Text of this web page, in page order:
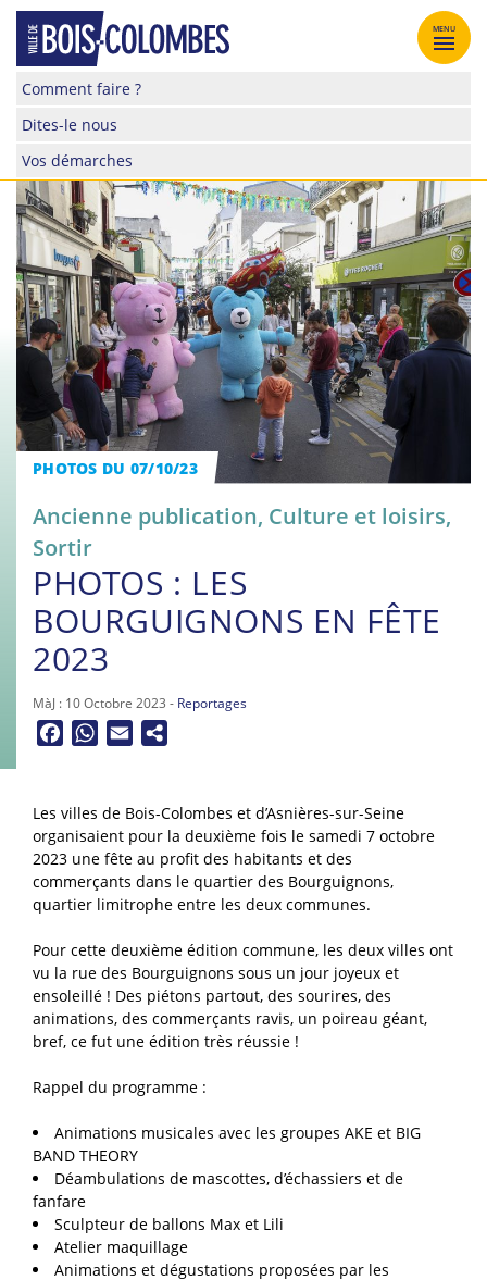
Skip
content
Site
de
la
de
Bois-
Colombes
Comment faire ?
Dites-le nous
Vos démarches
MENU
PHOTOS DU 07/10/23
Ancienne publication, Culture et loisirs,
Sortir
PHOTOS : LES
BOURGUIGNONS EN FÊTE
2023
MàJ : 10 Octobre 2023 - Reportages
FacebookWhatsApp
Email
Les villes de Bois-Colombes et d’Asnières-sur-Seine
organisaient pour la deuxième fois le samedi 7 octobre
2023 une fête au profit des habitants et des
commerçants dans le quartier des Bourguignons,
quartier limitrophe entre les deux communes.
Pour cette deuxième édition commune, les deux villes ont
vu la rue des Bourguignons sous un jour joyeux et
ensoleillé ! Des piétons partout, des sourires, des
animations, des commerçants ravis, un poireau géant,
bref, ce fut une édition très réussie !
Rappel du programme :
Animations musicales avec les groupes AKE et BIG
BAND THEORY
Déambulations de mascottes, d’échassiers et de
fanfare
Sculpteur de ballons Max et Lili
Atelier maquillage
Animations et dégustations proposées par les